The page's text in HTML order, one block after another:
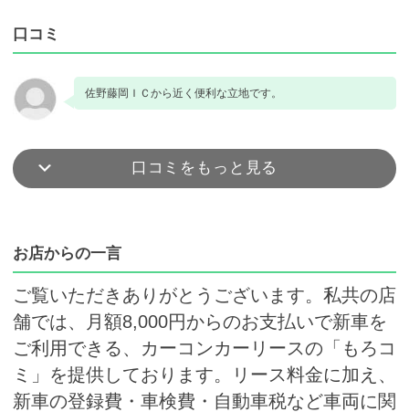
口コミ
佐野藤岡ＩＣから近く便利な立地です。
口コミをもっと見る
お店からの一言
ご覧いただきありがとうございます。私共の店
舗では、月額8,000円からのお支払いで新車を
ご利用できる、カーコンカーリースの「もろコ
ミ」を提供しております。リース料金に加え、
新車の登録費・車検費・自動車税など車両に関